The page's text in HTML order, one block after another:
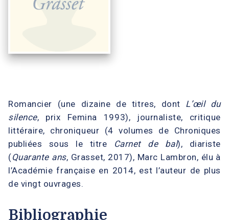
Romancier (une dizaine de titres, dont L’œil du
silence, prix Femina 1993), journaliste, critique
littéraire, chroniqueur (4 volumes de Chroniques
publiées sous le titre
Carnet de bal), diariste
(Quarante ans, Grasset, 2017), Marc Lambron, élu à
l’Académie française en 2014, est l’auteur de plus
de vingt ouvrages.
Bibliographie